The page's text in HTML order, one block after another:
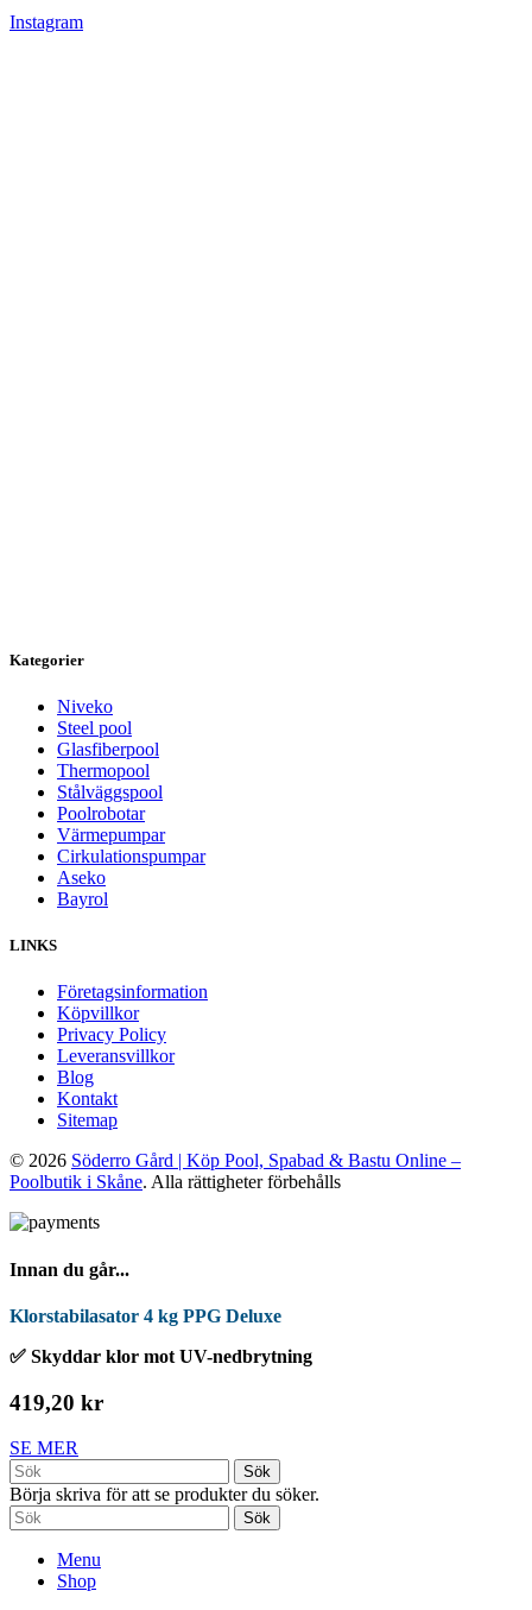
Instagram
Kategorier
Niveko
Steel pool
Glasfiberpool
Thermopool
Stålväggspool
Poolrobotar
Värmepumpar
Cirkulationspumpar
Aseko
Bayrol
LINKS
Företagsinformation
Köpvillkor
Privacy Policy
Leveransvillkor
Blog
Kontakt
Sitemap
© 2026 Söderro Gård | Köp Pool, Spabad & Bastu Online –
Poolbutik i Skåne. Alla rättigheter förbehålls
Innan du går...
Klorstabilasator 4 kg PPG Deluxe
✅ Skyddar klor mot UV-nedbrytning
419,20 kr
SE MER
Sök
Börja skriva för att se produkter du söker.
Sök
Menu
Shop